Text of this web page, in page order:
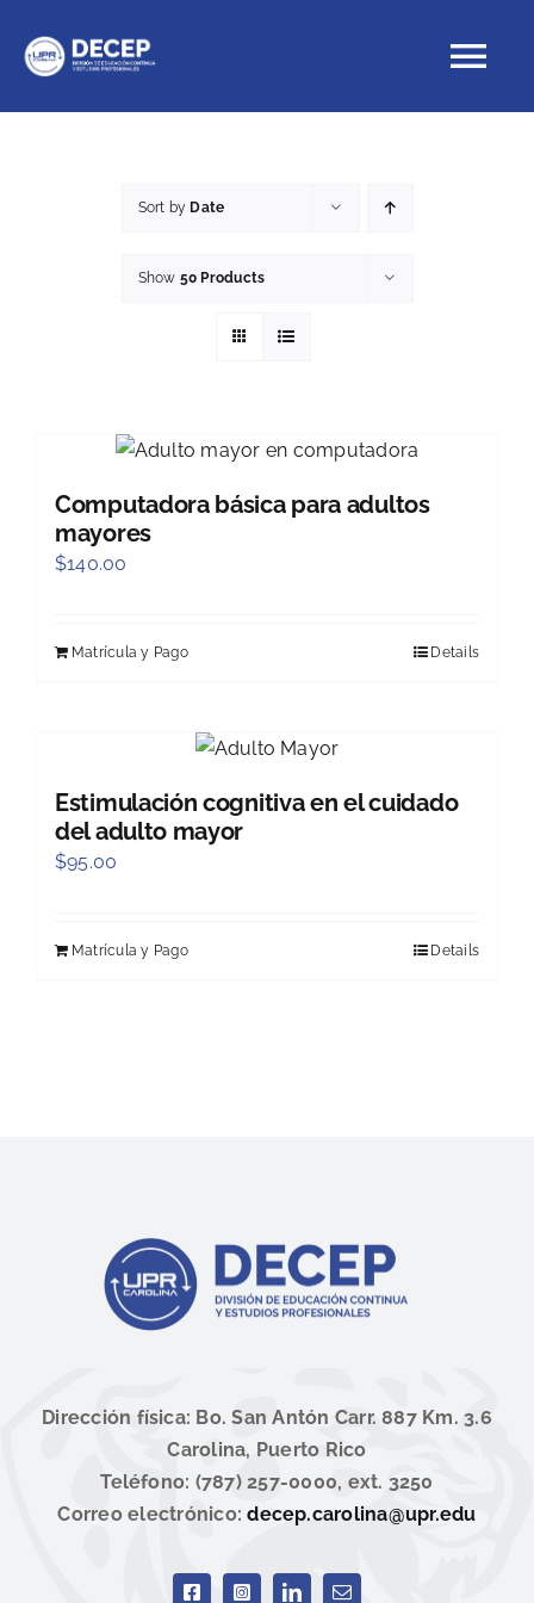
content
Sort by Date
Show 50 Products
Computadora básica para adultos
mayores
$140.00
Matrícula y Pago Details
Estimulación cognitiva en el cuidado
del adulto mayor
$95.00
Matrícula y Pago Details
Dirección física: Bo. San Antón Carr. 887 Km. 3.6
Carolina, Puerto Rico
Teléfono: (787) 257-0000, ext. 3250
Correo electrónico:decep.carolina@upr.edu